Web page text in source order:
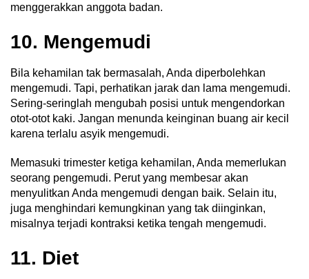
menggerakkan anggota badan.
10. Mengemudi
Bila kehamilan tak bermasalah, Anda diperbolehkan
mengemudi. Tapi, perhatikan jarak dan lama mengemudi.
Sering-seringlah mengubah posisi untuk mengendorkan
otot-otot kaki. Jangan menunda keinginan buang air kecil
karena terlalu asyik mengemudi.
Memasuki trimester ketiga kehamilan, Anda memerlukan
seorang pengemudi. Perut yang membesar akan
menyulitkan Anda mengemudi dengan baik. Selain itu,
juga menghindari kemungkinan yang tak diinginkan,
misalnya terjadi kontraksi ketika tengah mengemudi.
11. Diet